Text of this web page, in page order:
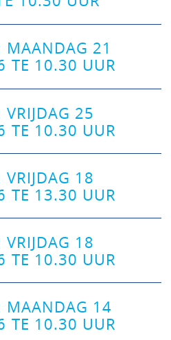
21
TE 10.30 UUR
25
TE 10.30 UUR
18
TE 13.30 UUR
18
TE 10.30 UUR
MAANDAG 14
TE 10.30 UUR